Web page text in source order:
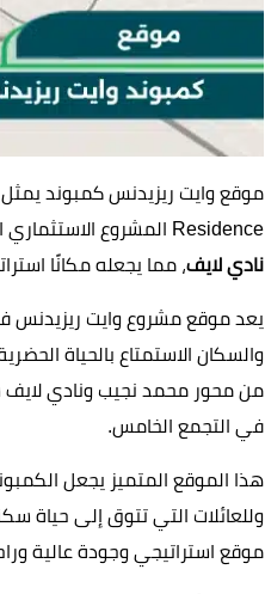
Residence المشروع الاستثماري الرائع في قلب
نادي لايف، مما يجعله مكانًا
يعد موقع مشروع وايت ريزيدنس
والسكان الاستمتاع بالحياة
من محور محمد نجيب ونادي
في التجمع الخامس.
هذا الموقع المتميز يجعل
وللعائلات التي تتوق إلى حياة
موقع استراتيجي وجودة عالية